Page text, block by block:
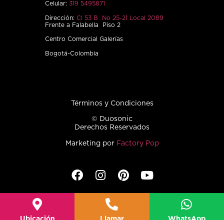
Celular: 319 5495871
Dirección: Cl 53 B No 25-21 Local 2089
Frente a Falabella Piso 2
Centro Comercial Galerías
Bogotá-Colombia
Términos y Condiciones
© Duosonic
Derechos Reservados
Marketing por Factory Pop